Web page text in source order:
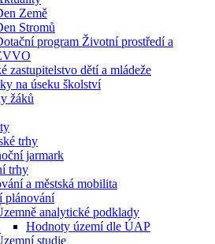
Země
Stromů
program Životní prostředí a
zastupitelstvo dětí a mládeže
na úseku školství
žáků
trhy
jarmark
trhy
a městská mobilita
plánování
analytické podklady
Hodnoty území dle ÚAP
studie